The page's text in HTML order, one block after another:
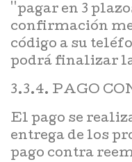
''pagar en 3
confirmación
código a su
podrá finalizar
3.3.4. PAGO
El pago se
entrega de los
pago contra